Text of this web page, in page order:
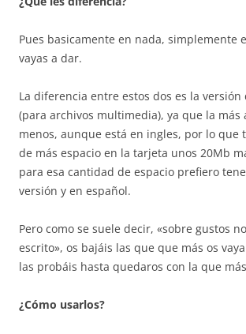
Pues basicamente en nada, simplemente
vayas a dar.
La diferencia entre estos dos es la
(para archivos multimedia), ya que la más
menos, aunque está en ingles, por lo que
de más espacio en la tarjeta unos 20Mb
para esa cantidad de espacio prefiero
versión y en español.
Pero como se suele decir, «sobre gustos
escrito», os bajáis las que que más os
las probáis hasta quedaros con la que
¿Cómo usarlos?